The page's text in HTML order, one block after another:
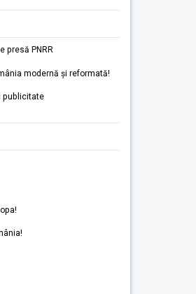
presă PNRR
modernă și reformată!
publicitate